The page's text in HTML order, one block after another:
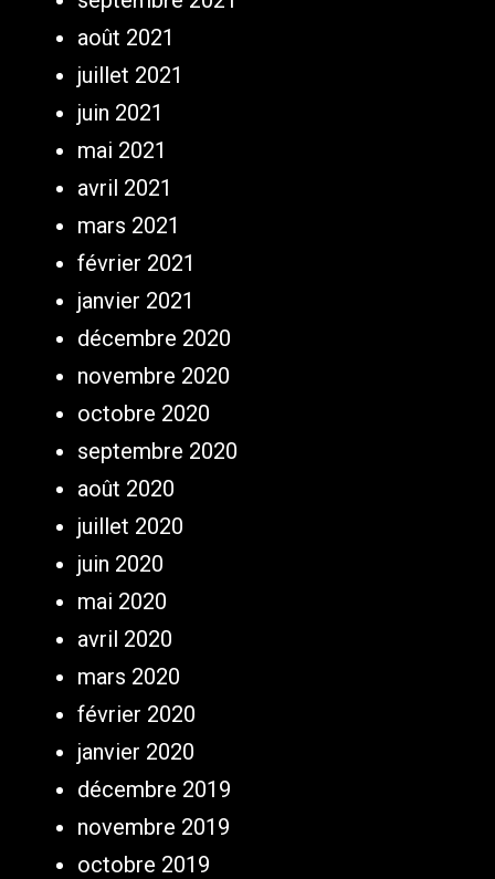
août 2021
juillet 2021
juin 2021
mai 2021
avril 2021
mars 2021
février 2021
janvier 2021
décembre 2020
novembre 2020
octobre 2020
septembre 2020
août 2020
juillet 2020
juin 2020
mai 2020
avril 2020
mars 2020
février 2020
janvier 2020
décembre 2019
novembre 2019
octobre 2019